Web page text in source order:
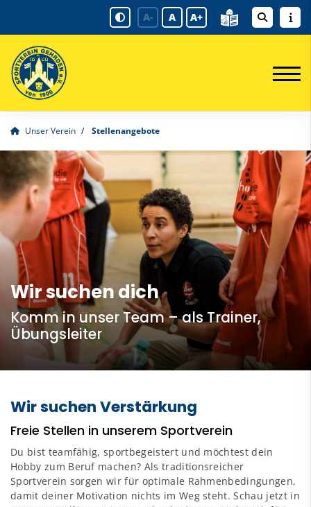
A- A A+
Unser Verein Stellenangebote
Wir suchen dich
Komm in unser Team – als Trainer,
Übungsleiter
Wir suchen Verstärkung
Freie Stellen in unserem Sportverein
Du bist teamfähig, sportbegeistert und möchtest dein
Hobby zum Beruf machen? Als traditionsreicher
Sportverein sorgen wir für optimale Rahmenbedingungen,
damit deiner Motivation nichts im Weg steht. Schau jetzt in